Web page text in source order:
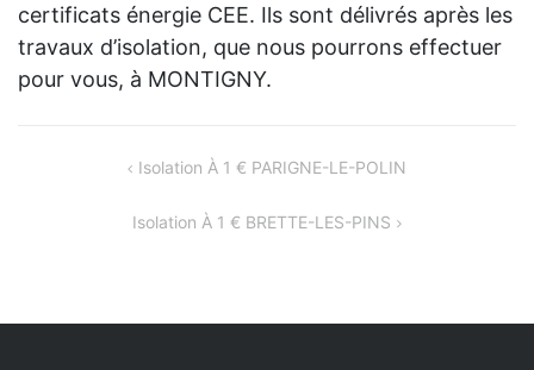
certificats énergie CEE. Ils sont délivrés après les
travaux d’isolation, que nous pourrons effectuer
pour vous, à MONTIGNY.
NAVIGATIONIsolation À 1 € PARIGNE-LE-POLIN
Isolation À 1 € BRETTE-LES-PINS